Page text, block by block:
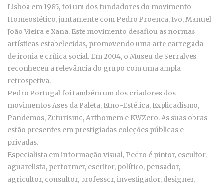
Lisboa em 1985, foi um dos fundadores do movimento
Homeostético, juntamente com Pedro Proença, Ivo, Manuel
João Vieira e Xana. Este movimento desafiou as normas
artísticas estabelecidas, promovendo uma arte carregada
de ironia e crítica social. Em 2004, o Museu de Serralves
reconheceu a relevância do grupo com uma ampla
retrospetiva.
Pedro Portugal foi também um dos criadores dos
movimentos Ases da Paleta, Etno-Estética, Explicadismo,
Pandemos, Zuturismo, Arthomem e KWZero. As suas obras
estão presentes em prestigiadas coleções públicas e
privadas.
Especialista em informação visual, Pedro é pintor, escultor,
aguarelista, performer, escritor, político, pensador,
agricultor, consultor, professor, investigador, designer,